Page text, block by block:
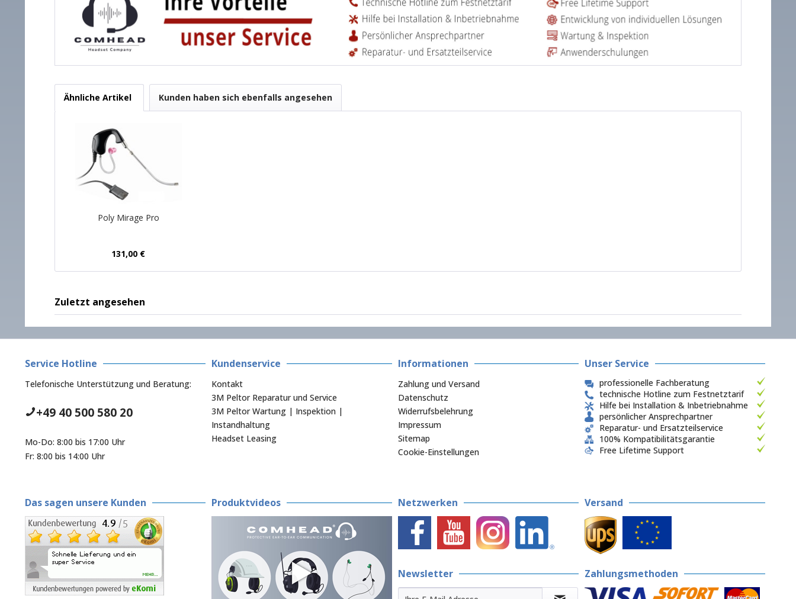
Ähnliche Artikel Kunden haben sich ebenfalls angesehen
Poly Mirage Pro
131,00 €
Zuletzt angesehen
Service Hotline
Telefonische Unterstützung und Beratung:
+49 40 500 580 20
Mo-Do: 8:00 bis 17:00 Uhr
Fr: 8:00 bis 14:00 Uhr
Kundenservice
Kontakt
3M Peltor Reparatur und Service
3M Peltor Wartung | Inspektion |
Instandhaltung
Headset Leasing
Informationen
Zahlung und Versand
Datenschutz
Widerrufsbelehrung
Impressum
Sitemap
Cookie-Einstellungen
Unser Service
professionelle Fachberatung
technische Hotline zum Festnetztarif
Hilfe bei Installation & Inbetriebnahme
persönlicher Ansprechpartner
Reparatur- und Ersatzteilservice
100% Kompatibilitätsgarantie
Free Lifetime Support
Das sagen unsere Kunden Produktvideos Netzwerken Versand
Newsletter Zahlungsmethoden